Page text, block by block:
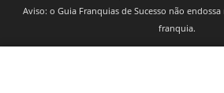
Aviso: o Guia Franquias de Sucesso não
franquia.